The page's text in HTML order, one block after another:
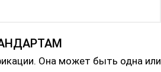
Она может быть одна или